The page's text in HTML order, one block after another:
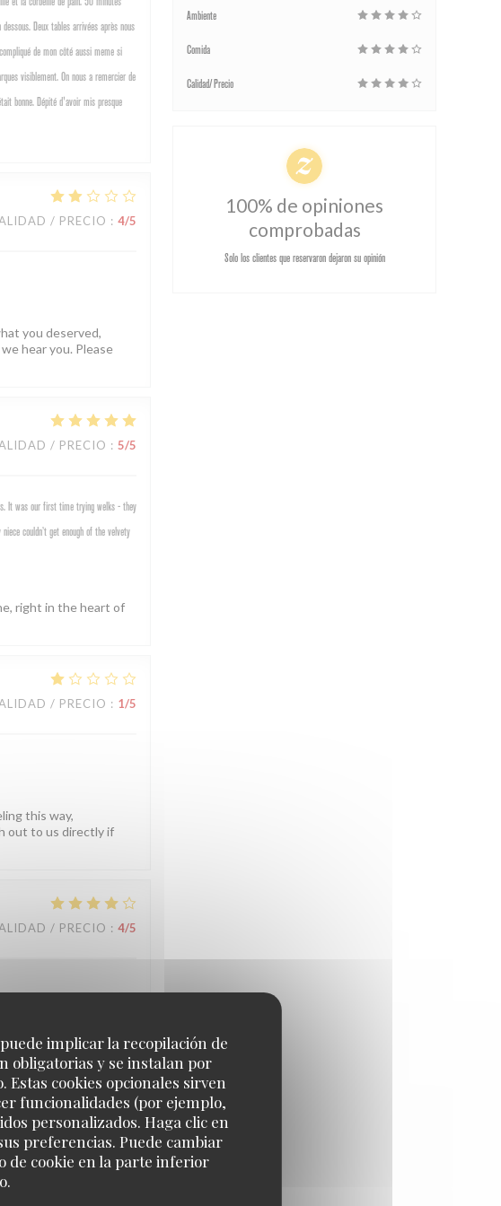
implicar la recopilación de
obligatorias y se instalan por
cookies opcionales sirven
funcionalidades (por ejemplo,
personalizados. Haga clic en
preferencias. Puede cambiar
de cookie en la parte inferior
Deux tables arrivées après nous
de mon côté aussi meme si
visiblement. On nous a remercier de
bonne. Dépité d'avoir mis presque
/ PRECIO : 4/5
you deserved,
hear you. Please
/ PRECIO : 5/5
It was our first time trying welks - they
couldn’t get enough of the velvety
right in the heart of
/ PRECIO : 1/5
this way,
out to us directly if
/ PRECIO : 4/5
accompagnée. À
/ PRECIO 4/5
Ambiente
Comida
Calidad/Precio
100% de opiniones
comprobadas
Solo los clientes que reservaron dejaron su opinión